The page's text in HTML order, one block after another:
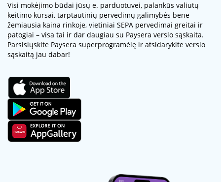
Visi mokėjimo būdai jūsų e. parduotuvei, palankūs valiutų
keitimo kursai, tarptautinių pervedimų galimybės bene
žemiausia kaina rinkoje, vietiniai SEPA pervedimai greitai ir
patogiai – visa tai ir dar daugiau su Paysera verslo sąskaita.
Parsisiųskite Paysera superprogramėlę ir atsidarykite verslo
sąskaitą jau dabar!